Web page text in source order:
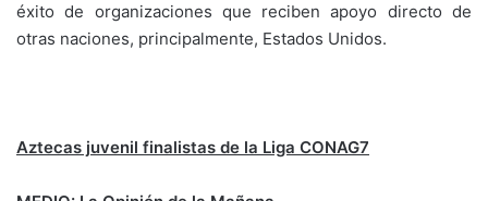
éxito de organizaciones que reciben apoyo directo de
otras naciones, principalmente, Estados Unidos.
Aztecas juvenil finalistas de la Liga CONAG7